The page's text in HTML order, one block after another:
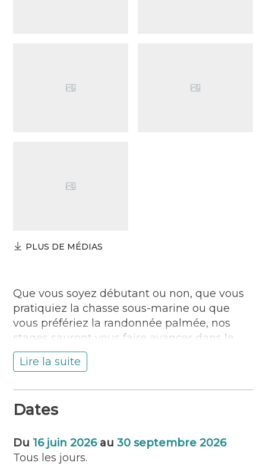
PLUS DE MÉDIAS
Que vous soyez débutant ou non, que vous
pratiquiez la chasse sous-marine ou que
vous préfériez la randonnée palmée, nos
stages sauront vous faire avancer dans le
monde sous-marin.
L’école d’apnée SDConservation Apnée est
impliquée dans plusieurs projets
environnementaux. Une lecture de la charte
du plongeur éco-responsable sera proposée
sera dédié à un échange sur l’importance de
la préservation de nos zones côtières. Nous
Lire la suite
Dates
Du 16 juin 2026au30 septembre 2026
Tous les jours.